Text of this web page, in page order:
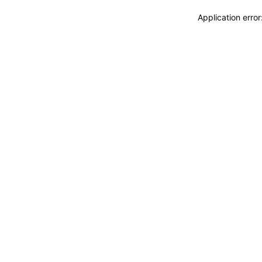
Application